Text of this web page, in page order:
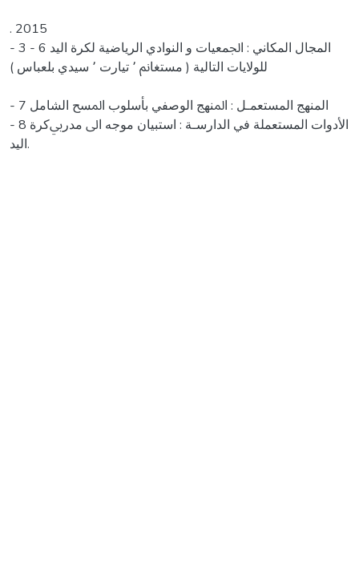
. 2015
- 3 - 6 اﻟﻤﺠﺎل اﻟﻤﻜﺎﻧﻲ : اﳉﻤﻌﻴﺎت و اﻟﻨﻮادي اﻟﺮﻳﺎﺿﻴﺔ ﻟﻜﺮة اﻟﻴﺪ
ﻟﻠﻮﻻﻳﺎت اﻟﺘﺎﻟﻴﺔ ( ﻣﺴﺘﻐﺎﱎ ٬ ﺗﻴﺎرت ٬ ﺳﻴﺪي ﺑﻠﻌﺒﺎس )
- 7 اﻟﻤﻨﻬﺞ اﻟﻤﺴﺘﻌﻤـﻞ : اﳌﻨﻬﺞ اﻟﻮﺻﻔﻲ ﺑﺄﺳﻠﻮب اﳌﺴﺢ اﻟﺸﺎﻣﻞ
- 8 اﻷدوات اﻟﻤﺴﺘﻌﻤﻠﺔ ﻓﻲ اﻟﺪارﺳـﺔ : اﺳﺘﺒﻴﺎن ﻣﻮﺟﻪ اﱃ ﻣﺪرﰊﻛﺮة
اﻟﻴﺪ.